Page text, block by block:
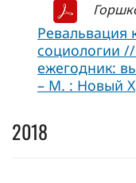
Ревальвация
социологии
ежегодник:
– М. : Новый
2018